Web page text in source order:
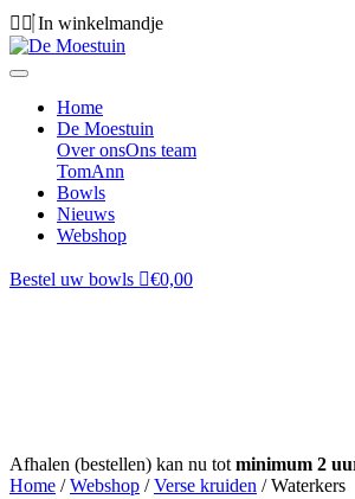
In winkelmandje
Home
De Moestuin
Over onsOns team
TomAnn
Bowls
Nieuws
Webshop
Bestel uw bowls €0,00
Afhalen (bestellen) kan nu tot minimum 2
Home /Webshop /Verse kruiden / Waterkers